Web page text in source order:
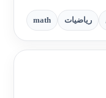
رياضيات math